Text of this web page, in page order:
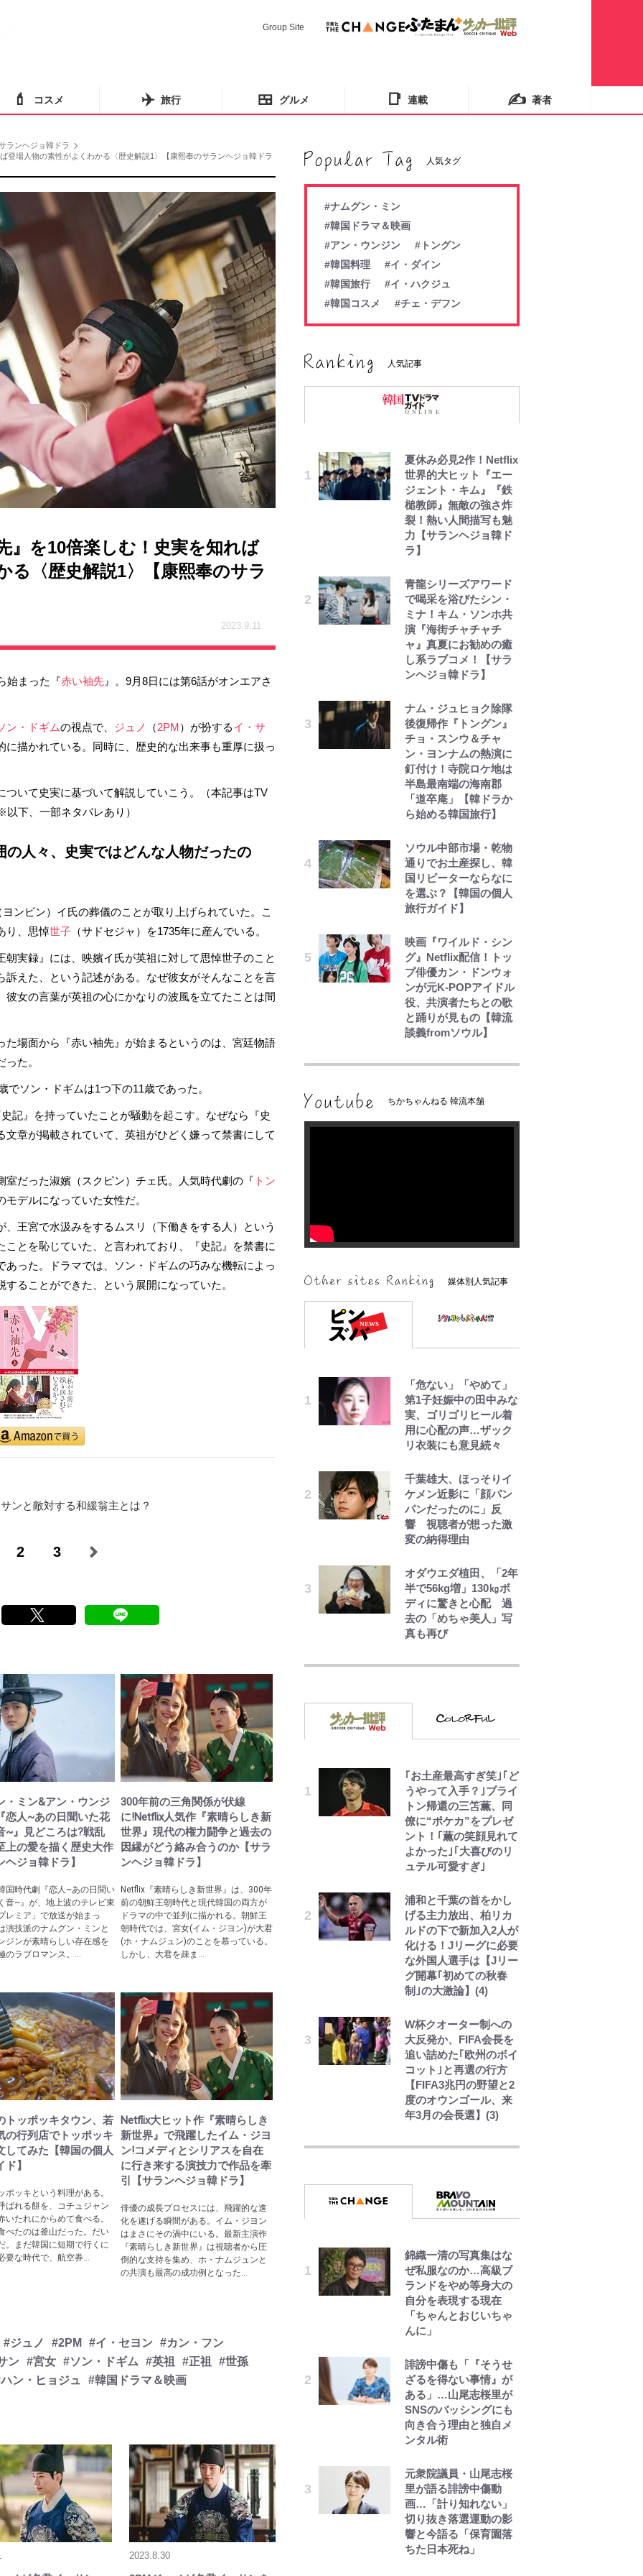
Group Site
💄 コスメ ✈️ 旅行 🍱 グルメ 📑 連載 ✍️ 著者
ランヘジョ韓ドラ
登場人物の素性がよくわかる〈歴史解説1〉【康熙奉のサランヘジョ韓ドラ
』を10倍楽しむ！史実を知れば
る〈歴史解説1〉【康熙奉のサラ
2023.9.11
始まった『赤い袖先 』。9月8日には第6話がオンエアさ
ン・ドギムの視点で、 ジュノ （2PM）が扮するイ・サ
描かれている。同時に、歴史的な出来事も重厚に扱っ
いて史実に基づいて解説していこう。（本記事はTV
下、一部ネタバレあり）
人々、史実ではどんな人物だったの
ンビン）イ氏の葬儀のことが取り上げられていた。こ
り、思悼世子 （サドセジャ）を1735年に産んでいる。
朝実録』には、映嬪イ氏が英祖に対して思悼世子のこと
えた、という記述がある。なぜ彼女がそんなことを言
女の言葉が英祖の心にかなりの波風を立てたことは間
場面から『赤い袖先』が始まるというのは、宮廷物語
た。
ソン・ドギムは1つ下の11歳であった。
』を持っていたことが騒動を起こす。なぜなら『史
章が掲載されていて、英祖がひどく嫌って禁書にして
だった淑嬪（スクピン）チェ氏。人気時代劇の『 トン
デルになっていた女性だ。
王宮で水汲みをするムスリ（下働きをする人）という
とを恥じていた、と言われており、『史記』を禁書に
った。ドラマでは、ソン・ドギムの巧みな機転によっ
ることができた、という展開になっていた。
ンと敵対する和緩翁主とは？
2 3
・ミン&アン・ウンジ
恋人~あの日聞いた花
~』見どころは?戦乱
上の愛を描く歴史大作
ヘジョ韓ドラ】
国時代劇『恋人~あの日聞い
音~』が、地上波のテレビ東
レミア」で放送が始まっ
演技派のナムグン・ミンと
ジンが素晴らしい存在感を
のラブロマンス。...
300年前の三角関係が伏線
に!Netflix人気作『素晴らしき新
世界』現代の権力闘争と過去の
因縁がどう絡み合うのか【サラ
ンヘジョ韓ドラ】
Netflix『素晴らしき新世界』は、300年
前の朝鮮王朝時代と現代韓国の両方が
ドラマの中で並列に描かれる。朝鮮王
朝時代では、宮女(イム・ジヨン)が大君
(ホ・ナムジュン)のことを慕っている。
しかし、大君を疎ま...
トッポッキタウン、若
の行列店でトッポッキ
してみた【韓国の個人
】
ポッキという料理がある。
ばれる餅を、コチュジャン
いたれにからめて食べる。
べたのは釜山だった。だい
。まだ韓国に短期で行くに
要な時代で、航空券...
Netflix大ヒット作『素晴らしき
新世界』で飛躍したイム・ジヨ
ン!コメディとシリアスを自在
に行き来する演技力で作品を牽
引【サランヘジョ韓ドラ】
俳優の成長プロセスには、飛躍的な進
化を遂げる瞬間がある。イム・ジヨン
はまさにその渦中にいる。最新主演作
『素晴らしき新世界』は視聴者から圧
倒的な支持を集め、ホ・ナムジュンと
の共演も最高の成功例となった...
#ジュノ #2PM #イ・セヨン #カン・フン
ン #宮女 #ソン・ドギム #英祖 #正祖
#世孫
ン・ヒョジュ
#韓国ドラマ＆映画
2023.8.30
人気タグ
#ナムグン・ミン
#韓国ドラマ＆映画
#アン・ウンジン
#トングン
#韓国料理
#イ・ダイン
#韓国旅行
#イ・ハクジュ
#韓国コスメ
#チェ・デフン
人気記事
夏休み必見2作！Netflix
世界的大ヒット『エー
ジェント・キム』『鉄
槌教師』無敵の強さ炸
裂！熱い人間描写も魅
力【サランヘジョ韓ド
ラ】
青龍シリーズアワード
で喝采を浴びたシン・
ミナ！キム・ソンホ共
演『海街チャチャチ
ャ』真夏にお勧めの癒
し系ラブコメ！【サラ
ンヘジョ韓ドラ】
ナム・ジュヒョク除隊
後復帰作『トングン』
チョ・スンウ＆チャ
ン・ヨンナムの熱演に
釘付け！寺院ロケ地は
半島最南端の海南郡
「道卒庵」【韓ドラか
ら始める韓国旅行】
ソウル中部市場・乾物
通りでお土産探し、韓
国リピーターならなに
を選ぶ？【韓国の個人
旅行ガイド】
映画『ワイルド・シン
グ』Netflix配信！トッ
プ俳優カン・ドンウォ
ンが元K-POPアイドル
役、共演者たちとの歌
と踊りが見もの【韓流
談義fromソウル】
ちかちゃんねる 韓流本舗
媒体別人気記事
「危ない」「やめて」
第1子妊娠中の田中みな
実、ゴリゴリヒール着
用に心配の声…ザック
リ衣装にも意見続々
千葉雄大、ほっそりイ
ケメン近影に「顔パン
パンだったのに」反
響 視聴者が想った激
変の納得理由
オダウエダ植田、「2年
半で56kg増」130㎏ボ
ディに驚きと心配 過
去の「めちゃ美人」写
真も再び
ゾ
浅草は日本の心だゾ
ボンジュールでポンジ
ュースだゾ
｢お土産最高すぎ笑｣｢ど
うやって入手？｣ブライ
トン帰還の三笘薫、同
僚に“ポケカ”をプレゼ
ント！｢薫の笑顔見れて
よかった｣｢大喜びのリ
ュテル可愛すぎ｣
浦和と千葉の首をかし
げる主力放出、柏リカ
ルドの下で新加入2人が
化ける！Jリーグに必要
な外国人選手は【Jリー
グ開幕｢初めての秋春
制｣の大激論】(4)
W杯クオーター制への
大反発か、FIFA会長を
追い詰めた｢欧州のボイ
コット｣と再選の行方
【FIFA3兆円の野望と2
度のオウンゴール、来
年3月の会長選】(3)
1回
第3回 出版までの道の
り・その2
レビュー『仮面家族』
悠木シュン・著
錦織一清の写真集はな
ぜ私服なのか…高級ブ
ランドをやめ等身大の
自分を表現する現在
「ちゃんとおじいちゃ
んに」
誹謗中傷も「『そうせ
ざるを得ない事情』が
ある」…山尾志桜里が
SNSのバッシングにも
向き合う理由と独自メ
ンタル術
元衆院議員・山尾志桜
里が語る誹謗中傷動
画…「計り知れない」
切り抜き落選運動の影
響と今語る「保育園落
ちた日本死ね」